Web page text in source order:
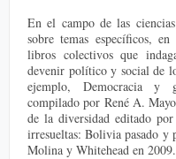
En el campo de las
sobre temas específicos,
libros colectivos que
devenir político y social de
ejemplo, Democracia y
compilado por René A.
de la diversidad editado
irresueltas: Bolivia pasado y
Molina y Whitehead en